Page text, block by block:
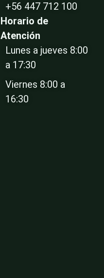
+56 447 712 100
Horario de
Atención
Lunes a jueves 8:00
a 17:30
Viernes 8:00 a
16:30